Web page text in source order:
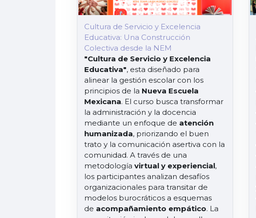
Cultura de Servicio y Excelencia
Educativa: Una Construcción
Colectiva desde la NEM
"Cultura de Servicio y Excelencia
Educativa", esta diseñado para
alinear la gestión escolar con los
principios de la Nueva Escuela
Mexicana. El curso busca transformar
la administración y la docencia
mediante un enfoque de atención
humanizada, priorizando el buen
trato y la comunicación asertiva con la
comunidad. A través de una
metodologíavirtual y experiencial,
los participantes analizan desafíos
organizacionales para transitar de
modelos burocráticos a esquemas
de acompañamiento empático. La